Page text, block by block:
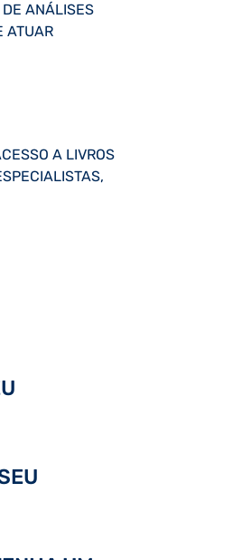
DE ANÁLISES
ATUAR
A LIVROS